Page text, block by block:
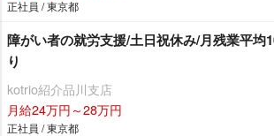
正社員 / 東京都
障がい者の就労支援/土日祝休み/月残業平均
り
kotrio紹介品川支店
月給24万円～28万円
正社員 / 東京都